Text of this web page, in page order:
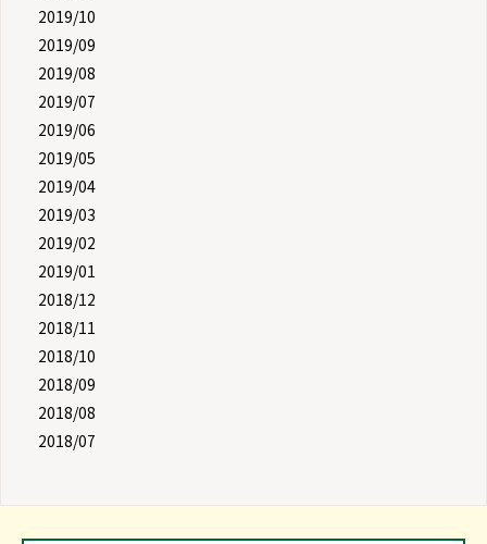
2019/10
2019/09
2019/08
2019/07
2019/06
2019/05
2019/04
2019/03
2019/02
2019/01
2018/12
2018/11
2018/10
2018/09
2018/08
2018/07